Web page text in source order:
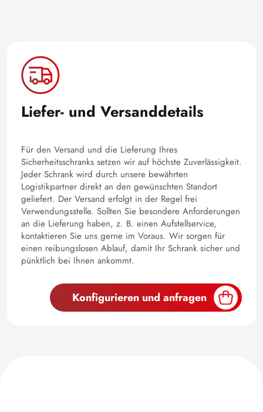
Liefer- und Versanddetails
Für den Versand und die Lieferung Ihres
Sicherheitsschranks setzen wir auf höchste Zuverlässigkeit.
Jeder Schrank wird durch unsere bewährten
Logistikpartner direkt an den gewünschten Standort
geliefert. Der Versand erfolgt in der Regel frei
Verwendungsstelle. Sollten Sie besondere Anforderungen
an die Lieferung haben, z. B. einen Aufstellservice,
kontaktieren Sie uns gerne im Voraus. Wir sorgen für
einen reibungslosen Ablauf, damit Ihr Schrank sicher und
pünktlich bei Ihnen ankommt.
Konfigurieren und anfragen